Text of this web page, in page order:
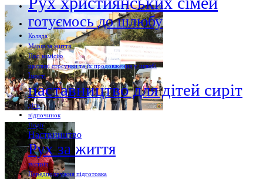
готуємось до шлюбу
Коляда
Марш за життя
Про комісію
щасливі стосунки та їх продовження у шлюбі
Їмості
наставництво для дітей сиріт
діти
відпочинок
Події
Наствництво
Рух за життя
зустріч
Передподружня підготовка